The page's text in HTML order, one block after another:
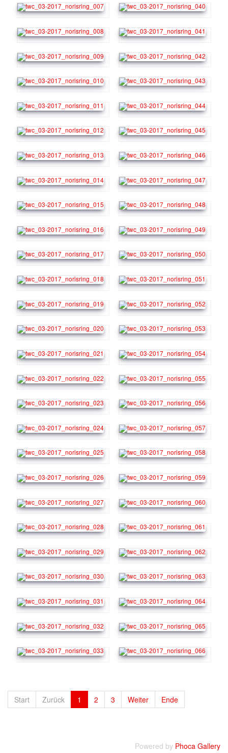
Start Zurück 1 2 3 Weiter Ende
Powered by Phoca Gallery